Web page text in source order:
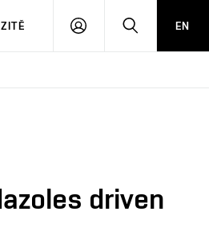
PŘIHLÁSIT HLEDATEN
driven